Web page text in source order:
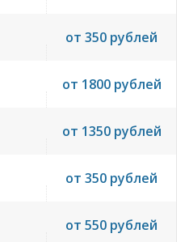
от 350 рублей
от 1800 рублей
от 1350 рублей
от 350 рублей
от 550 рублей